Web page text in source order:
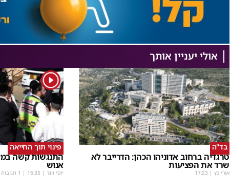
אולי יעניין אותך
בד"ה
טרגדיה ברחוב אדוניהו הכהן: הדרייבר לא
שרד את הפציעות
אורי כץ |
17:23
1
פינוי תוך החייאה
התנגשות קשה
אנוש
יוסי וינר |
16:35 | 1 תגובות